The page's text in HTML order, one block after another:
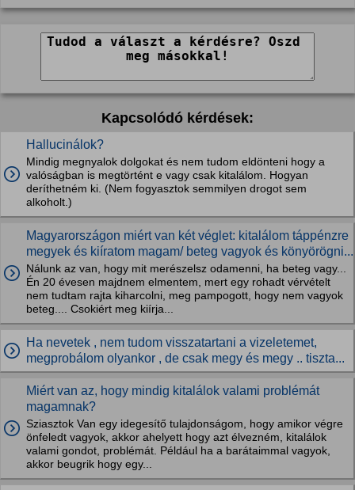
Kapcsolódó kérdések:
Hallucinálok?
Mindig megnyalok dolgokat és nem tudom eldönteni hogy a
valóságban is megtörtént e vagy csak kitalálom. Hogyan
deríthetném ki. (Nem fogyasztok semmilyen drogot sem
alkoholt.)
Magyarországon miért van két véglet: kitalálom táppénzre
megyek és kiíratom magam/ beteg vagyok és könyörögni...
Nálunk az van, hogy mit merészelsz odamenni, ha beteg vagy...
Én 20 évesen majdnem elmentem, mert egy rohadt vérvételt
nem tudtam rajta kiharcolni, meg pampogott, hogy nem vagyok
beteg.... Csokiért meg kiírja...
Ha nevetek , nem tudom visszatartani a vizeletemet,
megprobálom olyankor , de csak megy és megy .. tiszta...
Miért van az, hogy mindig kitalálok valami problémát
magamnak?
Sziasztok Van egy idegesítő tulajdonságom, hogy amikor végre
önfeledt vagyok, akkor ahelyett hogy azt élvezném, kitalálok
valami gondot, problémát. Például ha a barátaimmal vagyok,
akkor beugrik hogy egy...